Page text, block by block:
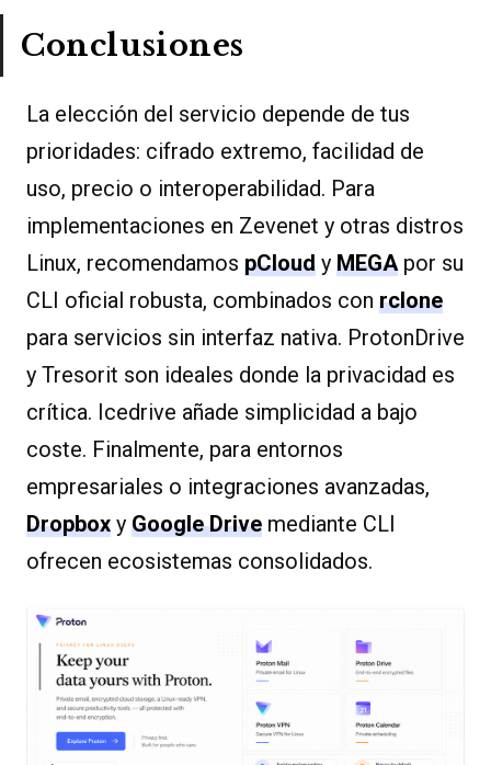
Conclusiones
La elección del servicio depende de tus
prioridades: cifrado extremo, facilidad de
uso, precio o interoperabilidad. Para
implementaciones en Zevenet y otras distros
Linux, recomendamos pCloud y MEGA por su
CLI oficial robusta, combinados con rclone
para servicios sin interfaz nativa. ProtonDrive
y Tresorit son ideales donde la privacidad es
crítica. Icedrive añade simplicidad a bajo
coste. Finalmente, para entornos
empresariales o integraciones avanzadas,
Dropbox y Google Drive mediante CLI
ofrecen ecosistemas consolidados.